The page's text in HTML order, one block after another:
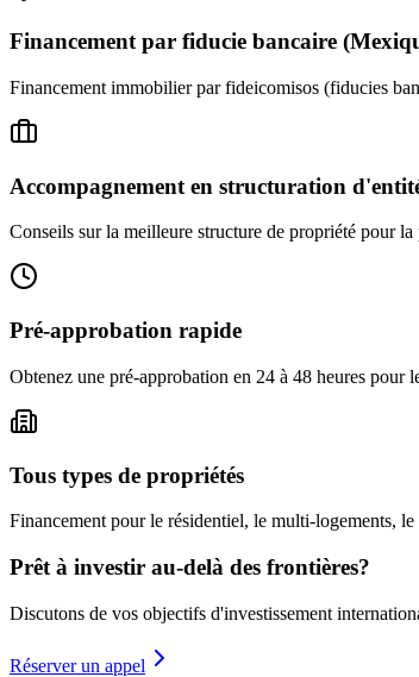
Financement par fiducie bancaire
Financement immobilier par fideicomisos (fiducies
Accompagnement en structuration
Conseils sur la meilleure structure de propriété pour
Pré-approbation rapide
Obtenez une pré-approbation en 24 à 48 heures pour
Tous types de propriétés
Financement pour le résidentiel, le multi-logements,
Prêt à investir au-delà des frontières?
Discutons de vos objectifs d'investissement
Réserver un appel